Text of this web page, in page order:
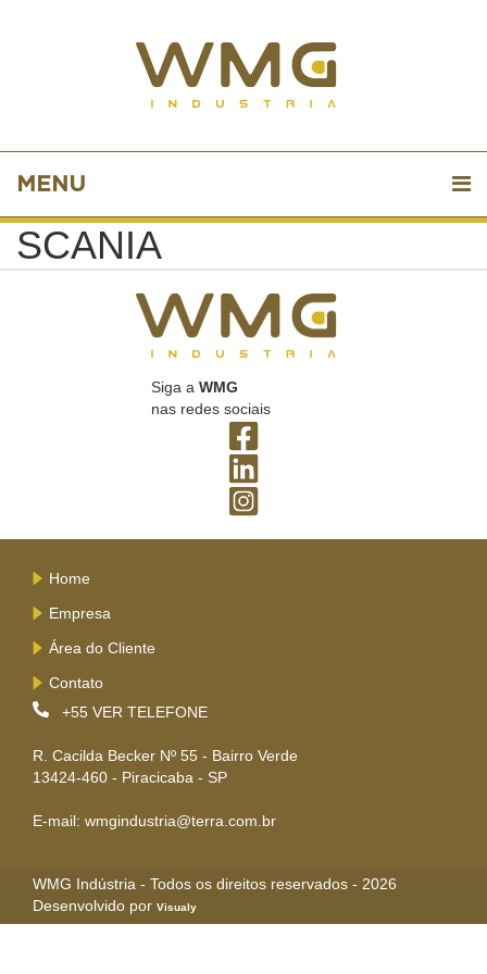
MENU
SCANIA
Siga a WMG
nas redes sociais
Home
Empresa
Área do Cliente
Contato
+55 VER TELEFONE
R. Cacilda Becker Nº 55 - Bairro Verde
13424-460 - Piracicaba - SP
E-mail: wmgindustria@terra.com.br
WMG Indústria - Todos os direitos reservados - 2026
Desenvolvido por Visualy